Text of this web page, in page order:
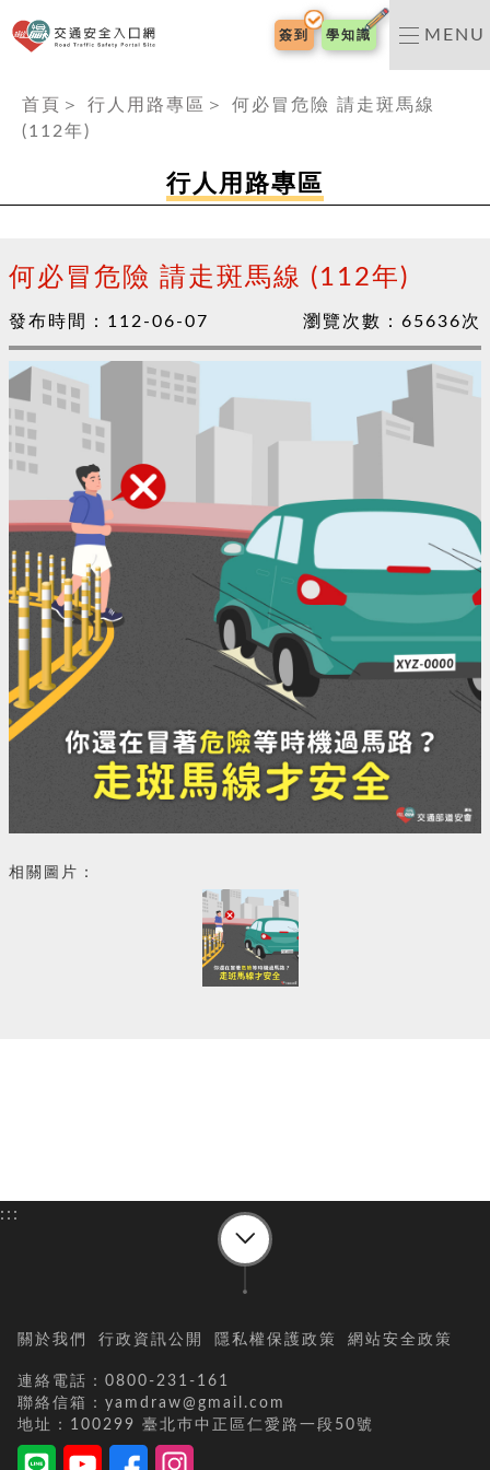
交通安全入口網
簽到 學知識 MENU
首頁 ＞ 行人用路專區 ＞
何必冒危險 請走斑馬線
(112年)
行人用路專區
何必冒危險 請走斑馬線 (112年)
發布時間： 112-06-07 瀏覽次數： 65636次
相關圖片：
:::
關於我們 行政資訊公開 隱私權保護政策 網站安全政策
連絡電話：0800-231-161
聯絡信箱：yamdraw@gmail.com
地址：100299 臺北巿中正區仁愛路一段50號